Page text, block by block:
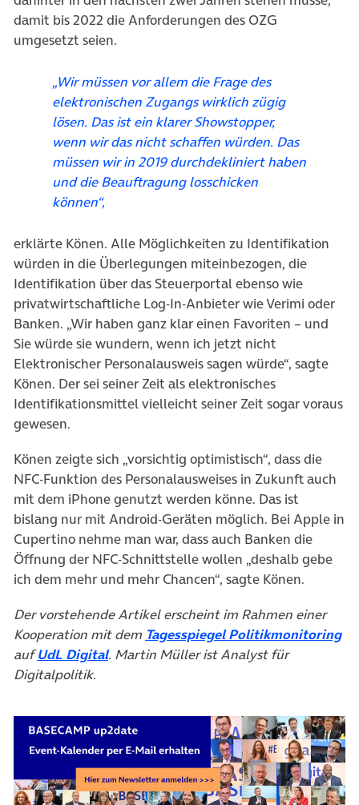
damit bis 2022 die Anforderungen des OZG
umgesetzt seien.
„Wir müssen vor allem die Frage des
elektronischen Zugangs wirklich zügig
lösen. Das ist ein klarer Showstopper,
wenn wir das nicht schaffen würden. Das
müssen wir in 2019 durchdekliniert haben
und die Beauftragung losschicken
können“,
erklärte Könen. Alle Möglichkeiten zu Identifikation
würden in die Überlegungen miteinbezogen, die
Identifikation über das Steuerportal ebenso wie
privatwirtschaftliche Log-In-Anbieter wie Verimi oder
Banken. „Wir haben ganz klar einen Favoriten – und
Sie würde sie wundern, wenn ich jetzt nicht
Elektronischer Personalausweis sagen würde“, sagte
Könen. Der sei seiner Zeit als elektronisches
Identifikationsmittel vielleicht seiner Zeit sogar voraus
gewesen.
Könen zeigte sich „vorsichtig optimistisch“, dass die
NFC-Funktion des Personalausweises in Zukunft auch
mit dem iPhone genutzt werden könne. Das ist
bislang nur mit Android-Geräten möglich. Bei Apple in
Cupertino nehme man war, dass auch Banken die
Öffnung der NFC-Schnittstelle wollen „deshalb gebe
ich dem mehr und mehr Chancen“, sagte Könen.
Der vorstehende Artikel erscheint im Rahmen einer
Kooperation mit dem Tagesspiegel Politikmonitoring
aufUdL Digital(öffnet in neuem Tab)
. Martin Müller ist Analyst für
Digitalpolitik.